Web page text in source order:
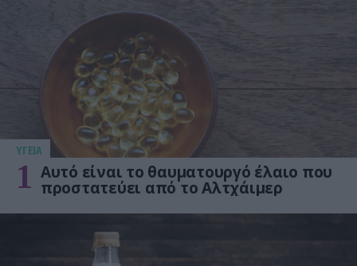
ΥΓΕΙΑ
1 Αυτό είναι το θαυματουργό έλαιο που
προστατεύει από το Αλτχάιμερ